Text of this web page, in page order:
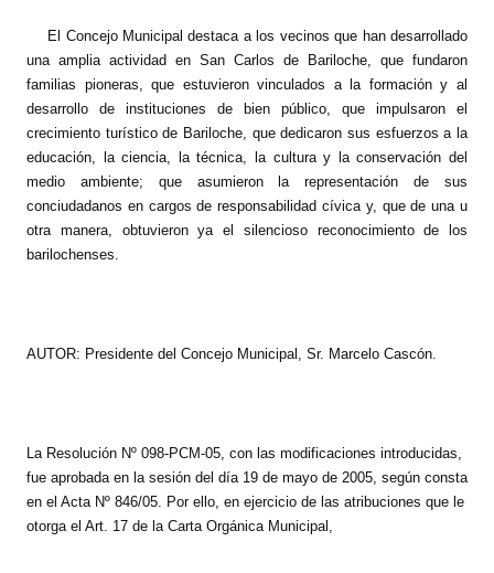
Actas de Sesión
Informes de Unidad Coordinadora
Ejecución Presupuestaria
Actas de Audiencias Públicas
NORMATIVA
INSTITUCIONAL
Antiguos Pobladores
El Concejo Municipal destaca a los vecinos que han desarrollado
una amplia actividad en San Carlos de Bariloche, que fundaron
familias pioneras, que estuvieron vinculados a la formación y al
desarrollo de instituciones de bien público, que impulsaron el
crecimiento turístico de Bariloche, que dedicaron sus esfuerzos a la
educación, la ciencia, la técnica, la cultura y la conservación del
medio ambiente; que asumieron la representación de sus
conciudadanos en cargos de responsabilidad cívica y, que de una u
otra manera, obtuvieron ya el silencioso reconocimiento de los
barilochenses.
AUTOR: Presidente del Concejo Municipal, Sr. Marcelo Cascón.
La Resolución Nº 098-PCM-05, con las modificaciones introducidas,
fue aprobada en la sesión del día 19 de mayo de 2005, según consta
en el Acta Nº 846/05. Por ello, en ejercicio de las atribuciones que le
otorga el Art. 17 de la Carta Orgánica Municipal,